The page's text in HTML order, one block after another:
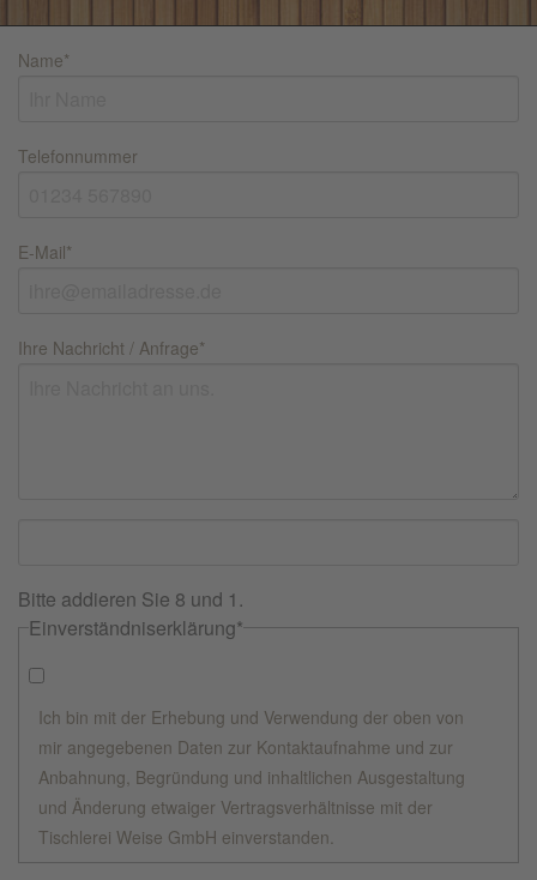
Name*
Telefonnummer
E-Mail*
Ihre Nachricht / Anfrage*
Bitte addieren Sie 8 und 1.
Einverständniserklärung*
Ich bin mit der Erhebung und Verwendung der oben von
mir angegebenen Daten zur Kontaktaufnahme und zur
Anbahnung, Begründung und inhaltlichen Ausgestaltung
und Änderung etwaiger Vertragsverhältnisse mit der
Tischlerei Weise GmbH einverstanden.